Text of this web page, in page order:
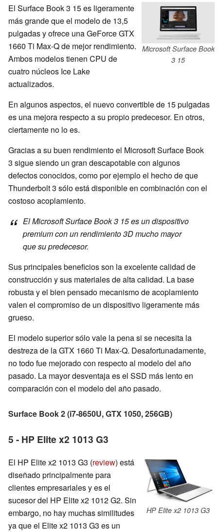
Microsoft Surface Book
3 15
El Surface Book 3 15 es ligeramente
más grande que el modelo de 13,5
pulgadas y ofrece una GeForce GTX
1660 Ti Max-Q de mejor rendimiento.
Ambos modelos tienen CPU de
cuatro núcleos Ice Lake
actualizados.
En algunos aspectos, el nuevo convertible de 15 pulgadas
es una mejora respecto a su propio predecesor. En otros,
ciertamente no lo es.
Gracias a su buen rendimiento el Microsoft Surface Book
3 sigue siendo un gran descapotable con algunos
defectos conocidos, como por ejemplo el hecho de que
Thunderbolt 3 sólo está disponible en combinación con el
costoso acoplamiento.
El Microsoft Surface Book 3 15 es un dispositivo
premium con un rendimiento 3D mucho mayor
que su predecesor.
Sus principales beneficios son la excelente calidad de
construcción y sus materiales de alta calidad. La base
robusta y el bien pensado mecanismo de acoplamiento
valen el compromiso de un dispositivo ligeramente más
grueso.
El modelo superior sólo vale la pena si se necesita la
destreza de la GTX 1660 Ti Max-Q. Desafortunadamente,
no todo fue mejorado con respecto al modelo del año
pasado. La mayor desventaja es el SSD más lento en
comparación con el modelo del año pasado.
Surface Book 2 (i7-8650U, GTX 1050, 256GB)
5 - HP Elite x2 1013 G3
HP Elite x2 1013 G3
El HP Elite x2 1013 G3 (review) está
diseñado principalmente para
clientes empresariales y es el
sucesor del HP Elite x2 1012 G2. Sin
embargo, no hay muchas similitudes
ya que el Elite x2 1013 G3 es un